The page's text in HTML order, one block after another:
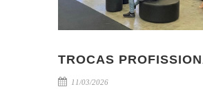
TROCAS
11/03/2026